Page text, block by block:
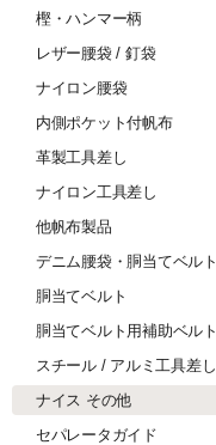
樫・ハンマー柄
レザー腰袋 / 釘袋
ナイロン腰袋
内側ポケット付帆布
革製工具差し
ナイロン工具差し
他帆布製品
デニム腰袋・胴当てベルト
胴当てベルト
胴当てベルト用補助ベルト
スチール / アルミ工具差し
ナイス その他
セパレータガイド